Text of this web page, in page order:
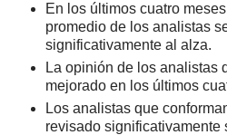
En los últimos cuatro
promedio de los analistas
significativamente al alza.
La opinión de los analistas
mejorado en los últimos
Los analistas que
revisado significativamente